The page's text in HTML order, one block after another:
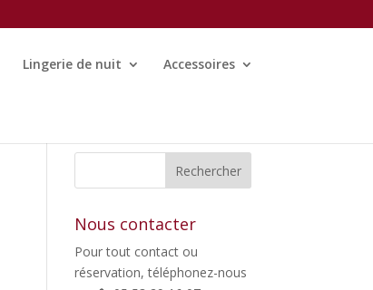
Lingerie de nuit Accessoires
Nous contacter
Pour tout contact ou
réservation, téléphonez-nous